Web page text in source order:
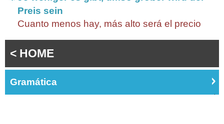
Preis sein
Cuanto menos hay, más alto será el precio
< HOME
Gramática